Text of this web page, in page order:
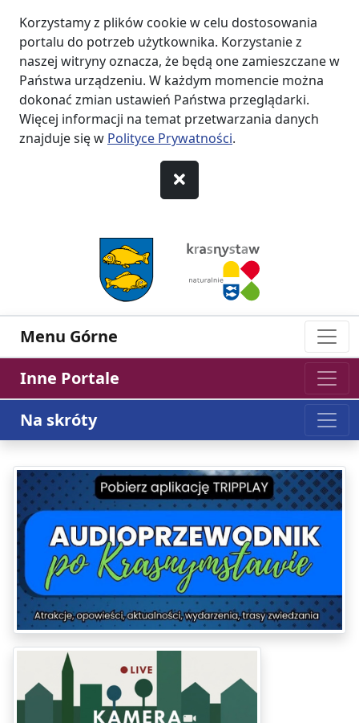
Korzystamy z plików cookie w celu dostosowania
portalu do potrzeb użytkownika. Korzystanie z
naszej witryny oznacza, że będą one zamieszczane w
Państwa urządzeniu. W każdym momencie można
dokonać zmian ustawień Państwa przeglądarki.
Więcej informacji na temat przetwarzania danych
znajduje się w Polityce Prywatności.
Menu Górne
Inne Portale
Na skróty